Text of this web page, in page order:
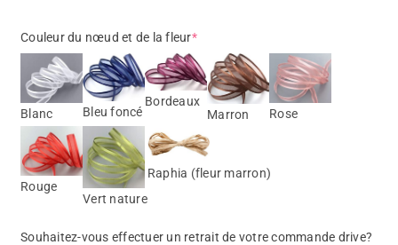
Couleur du nœud et de la fleur*
Blanc Bleu foncé
Bordeaux
Marron
Rose
Rouge
Vert nature
Raphia (fleur marron)
Souhaitez-vous effectuer un retrait de votre commande drive?